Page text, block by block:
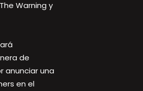
Warning y
de
anunciar una
en el